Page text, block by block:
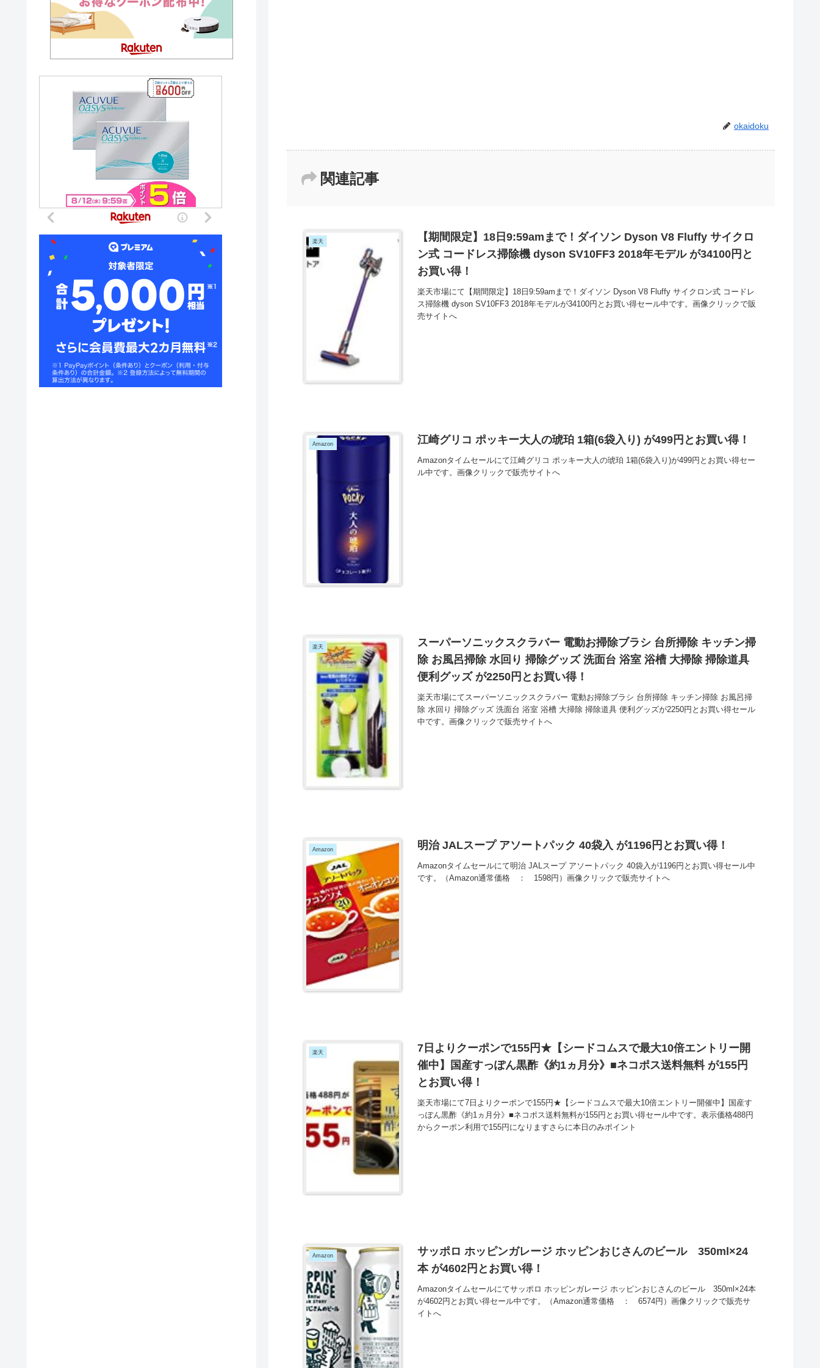
okaidoku
関連記事
楽天
【期間限定】18日9:59amまで！ダイソン Dyson V8 Fluffy サイクロ
ン式 コードレス掃除機 dyson SV10FF3 2018年モデル が34100円と
お買い得！
楽天市場にて【期間限定】18日9:59amまで！ダイソン Dyson V8 Fluffy サイクロン式 コードレ
ス掃除機 dyson SV10FF3 2018年モデルが34100円とお買い得セール中です。画像クリックで販
売サイトへ
Amazon 江崎グリコ ポッキー大人の琥珀 1箱(6袋入り) が499円とお買い得！
Amazonタイムセールにて江崎グリコ ポッキー大人の琥珀 1箱(6袋入り)が499円とお買い得セー
ル中です。画像クリックで販売サイトへ
楽天
スーパーソニックスクラバー 電動お掃除ブラシ 台所掃除 キッチン掃
除 お風呂掃除 水回り 掃除グッズ 洗面台 浴室 浴槽 大掃除 掃除道具
便利グッズ が2250円とお買い得！
楽天市場にてスーパーソニックスクラバー 電動お掃除ブラシ 台所掃除 キッチン掃除 お風呂掃
除 水回り 掃除グッズ 洗面台 浴室 浴槽 大掃除 掃除道具 便利グッズが2250円とお買い得セール
中です。画像クリックで販売サイトへ
Amazon 明治 JALスープ アソートパック 40袋入 が1196円とお買い得！
Amazonタイムセールにて明治 JALスープ アソートパック 40袋入が1196円とお買い得セール中
です。（Amazon通常価格 ： 1598円）画像クリックで販売サイトへ
楽天
7日よりクーポンで155円★【シードコムスで最大10倍エントリー開
催中】国産すっぽん黒酢《約1ヵ月分》■ネコポス送料無料 が155円
とお買い得！
楽天市場にて7日よりクーポンで155円★【シードコムスで最大10倍エントリー開催中】国産す
っぽん黒酢《約1ヵ月分》■ネコポス送料無料が155円とお買い得セール中です。表示価格488円
からクーポン利用で155円になりますさらに本日のみポイント
Amazon
サッポロ ホッピンガレージ ホッピンおじさんのビール 350ml×24
本 が4602円とお買い得！
Amazonタイムセールにてサッポロ ホッピンガレージ ホッピンおじさんのビール 350ml×24本
が4602円とお買い得セール中です。（Amazon通常価格 ： 6574円）画像クリックで販売サ
イトへ